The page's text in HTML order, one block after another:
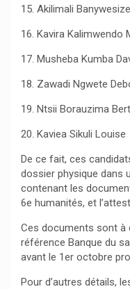
15. Akilimali
16. Kavira Kalimwendo
17. Musheba Kumba
18. Zawadi Ngwete
19. Ntsii Borauzima
20. Kaviea Sikuli Louise
De ce fait, ces
dossier physique dans
contenant les
6e humanités, et
Ces documents sont à
référence Banque du
avant le 1er octobre
Pour d’autres détails,